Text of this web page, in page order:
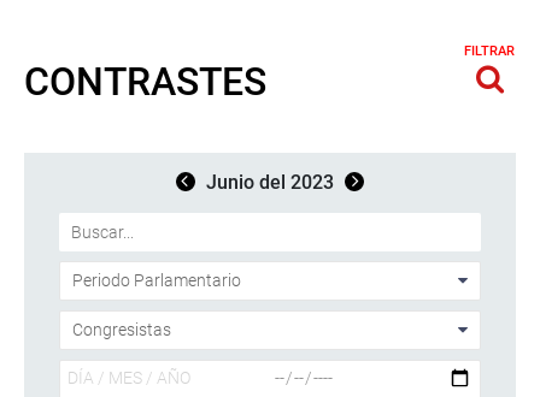
CONTRASTES
FILTRAR
Junio del 2023